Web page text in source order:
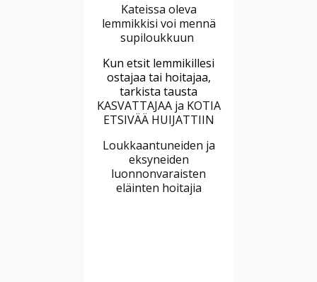
Kateissa oleva
lemmikkisi voi mennä
supiloukkuun
Kun etsit lemmikillesi
ostajaa tai hoitajaa,
tarkista tausta
KASVATTAJAA ja KOTIA
ETSIVÄÄ HUIJATTIIN
Loukkaantuneiden ja
eksyneiden
luonnonvaraisten
eläinten hoitajia